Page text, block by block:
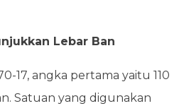
Lebar Ban
17, angka pertama yaitu 110
Satuan yang digunakan